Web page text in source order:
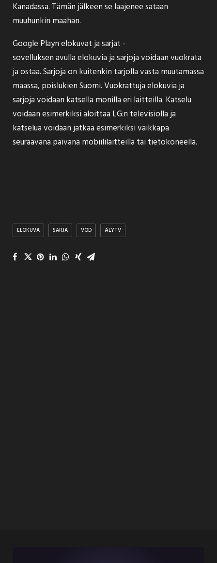
Kanadassa. Tämän jälkeen se laajenee sataan
muuhunkin maahan.
Google Playn elokuvat ja sarjat -
sovelluksen avulla elokuvia ja sarjoja voidaan vuokrata
ja ostaa. Sarjoja on kuitenkin tarjolla vasta muutamassa
maassa, poislukien Suomi. Vuokrattuja elokuvia ja
sarjoja voidaan katsella monilla eri laitteilla. Katselu
voidaan esimerkiksi aloittaa LG:n televisiolla ja
katselua voidaan jatkaa esimerkiksi vaikkapa
seuraavana päivänä mobiililaitteilla tai tietokoneella.
ELOKUVA SARJA VOD ÄLYTV